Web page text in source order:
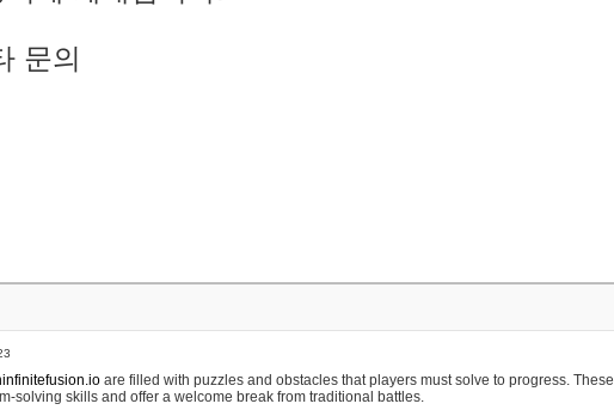
문의
are filled with puzzles and obstacles that players must solve to progress. These
solving skills and offer a welcome break from traditional battles.